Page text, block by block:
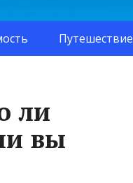
Путешествие
ли
вы